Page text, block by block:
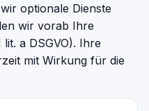
optionale Dienste
wir vorab Ihre
a DSGVO). Ihre
mit Wirkung für die